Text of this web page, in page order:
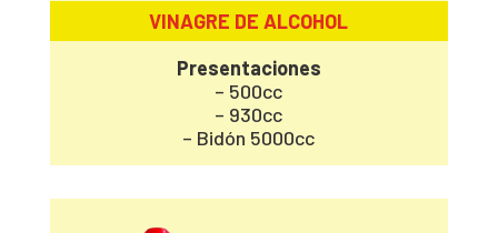
VINAGRE DE ALCOHOL
Presentaciones
– 500cc
– 930cc
– Bidón 5000cc